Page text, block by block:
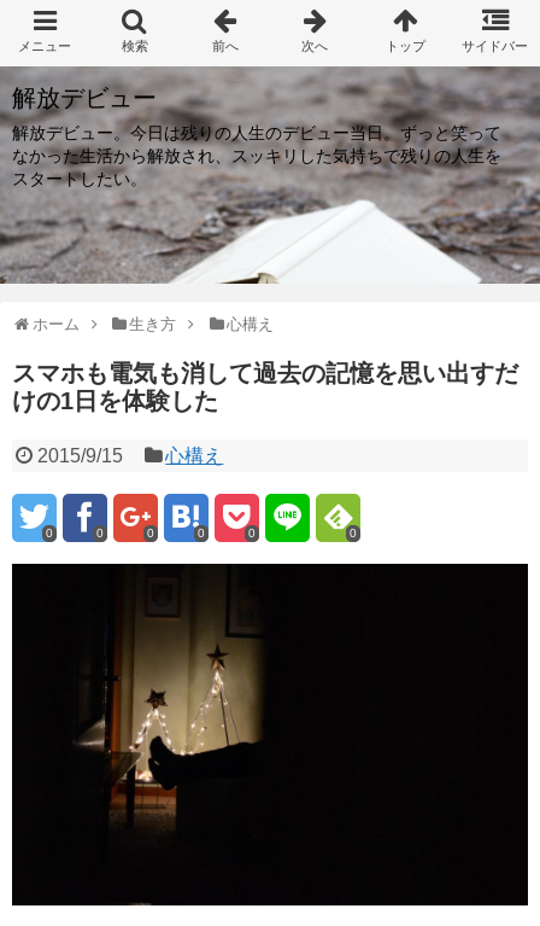
解放デビュー
解放デビュー。今日は残りの人生のデビュー当日。ずっと笑って
なかった生活から解放され、スッキリした気持ちで残りの人生を
スタートしたい。
ホーム 生き方 心構え
スマホも電気も消して過去の記憶を思い出すだ
けの1日を体験した
2015/9/15 心構え
0 0 0 0 0 0